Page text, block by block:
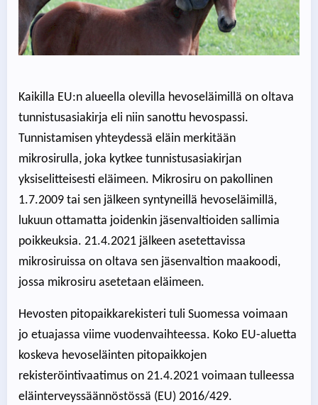
Kaikilla EU:n alueella olevilla hevoseläimillä on oltava
tunnistusasiakirja eli niin sanottu hevospassi.
Tunnistamisen yhteydessä eläin merkitään
mikrosirulla, joka kytkee tunnistusasiakirjan
yksiselitteisesti eläimeen. Mikrosiru on pakollinen
1.7.2009 tai sen jälkeen syntyneillä hevoseläimillä,
lukuun ottamatta joidenkin jäsenvaltioiden sallimia
poikkeuksia. 21.4.2021 jälkeen asetettavissa
mikrosiruissa on oltava sen jäsenvaltion maakoodi,
jossa mikrosiru asetetaan eläimeen.
Hevosten pitopaikkarekisteri tuli Suomessa voimaan
jo etuajassa viime vuodenvaihteessa. Koko EU-aluetta
koskeva hevoseläinten pitopaikkojen
rekisteröintivaatimus on 21.4.2021 voimaan tulleessa
eläinterveyssäännöstössä (EU) 2016/429.